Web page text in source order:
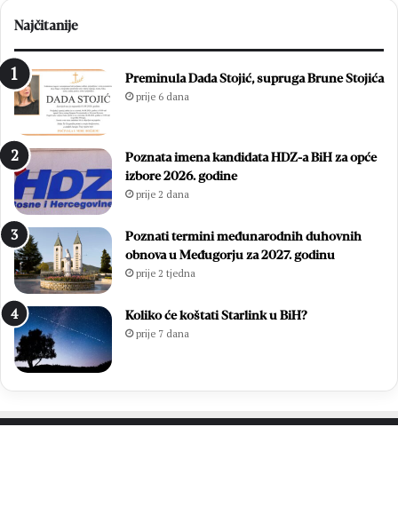
Najčitanije
Preminula Dada Stojić, supruga Brune Stojića
prije 6 dana
Poznata imena kandidata HDZ-a BiH za opće
izbore 2026. godine
prije 2 dana
Poznati termini međunarodnih duhovnih
obnova u Međugorju za 2027. godinu
prije 2 tjedna
Koliko će koštati Starlink u BiH?
prije 7 dana